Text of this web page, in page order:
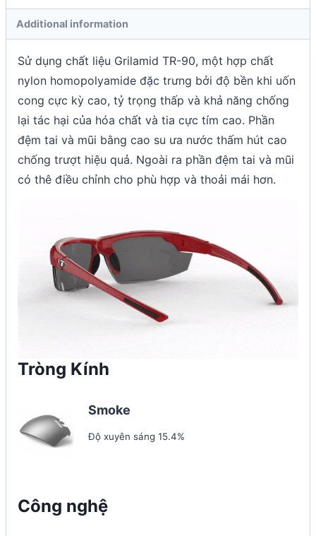
Additional information
Sử dụng chất liệu Grilamid TR-90, một hợp chất
nylon homopolyamide đặc trưng bởi độ bền khi uốn
cong cực kỳ cao, tỷ trọng thấp và khả năng chống
lại tác hại của hóa chất và tia cực tím cao. Phần
đệm tai và mũi bằng cao su ưa nước thấm hút cao
chống trượt hiệu quả. Ngoài ra phần đệm tai và mũi
có thê điều chỉnh cho phù hợp và thoải mái hơn.
Tròng Kính
Smoke
Độ xuyên sáng 15.4%
Công nghệ